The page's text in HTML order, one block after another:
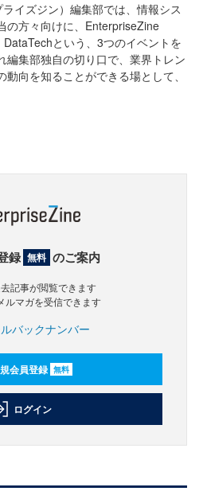
イズジン）編集部では、情報シス
の方々向けに、EnterpriseZine
という、3つのイベントを
編集部独自の切り口で、業界トレン
向を知ることができる場として、
録 無料 のご案内
去記事が閲覧できます
ルマガを受信できます
バックナンバー
会員登録 無料
ログイン